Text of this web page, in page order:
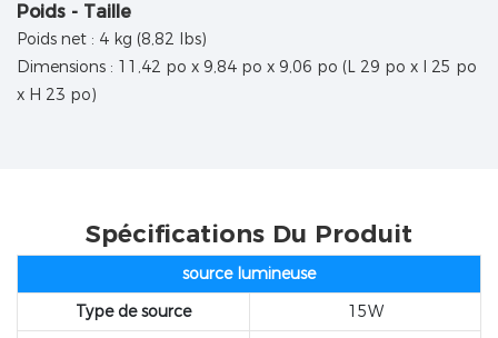
Poids - Taille
Poids net : 4 kg (8,82 lbs)
Dimensions : 11,42 po x 9,84 po x 9,06 po (L 29 po x l 25 po
x H 23 po)
Spécifications Du Produit
source lumineuse
Type de source
15W